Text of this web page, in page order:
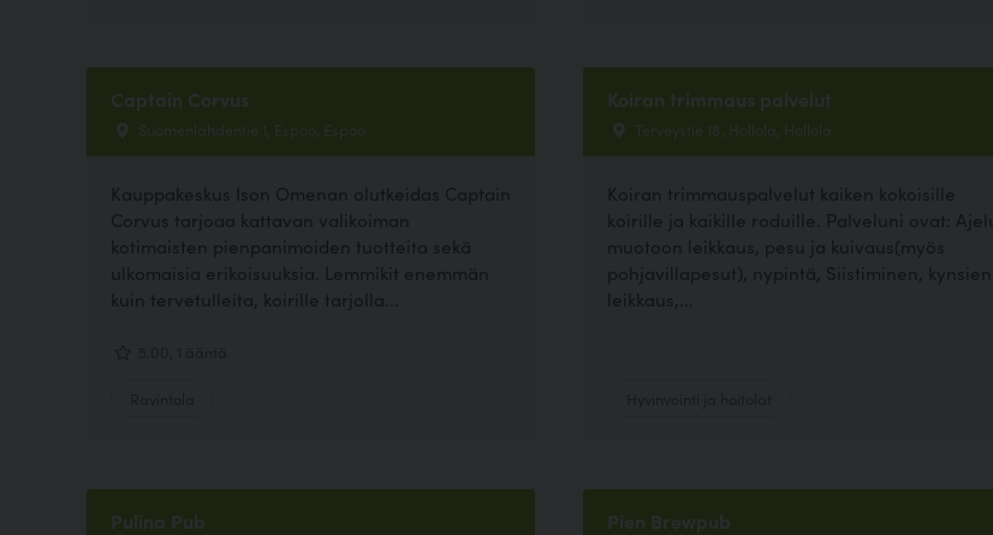
Captain Corvus
Suomenlahdentie 1, Espoo, Espoo
Kauppakeskus Ison Omenan olutkeidas Captain
Corvus tarjoaa kattavan valikoiman
kotimaisten pienpanimoiden tuotteita sekä
ulkomaisia erikoisuuksia. Lemmikit enemmän
kuin tervetulleita, koirille tarjolla...
Koiran trimmaus palvelut
Terveystie 18, Hollola, Hollola
Koiran trimmauspalvelut kaiken kokoisille
koirille ja kaikille roduille. Palveluni ovat: Ajelu,
muotoon leikkaus, pesu ja kuivaus(myös
pohjavillapesut), nypintä, Siistiminen, kynsien
leikkaus,...
Pulina Pub Pien Brewpub